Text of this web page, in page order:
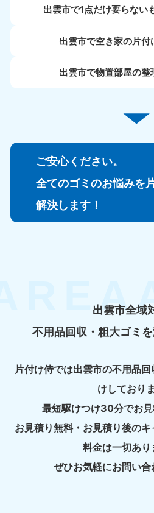
出雲市で1点だけ要らない
出雲市で空き家の片付
出雲市で物置部屋の整
ご安心ください。
全てのゴミのお悩みを
解決します！
出雲市全域
不用品回収・粗大ゴミ
片付け侍では出雲市の不用品
けしておりま
最短駆けつけ30分でお見
お見積り無料・お見積り後の
料金は一切あり
ぜひお気軽にお問い合